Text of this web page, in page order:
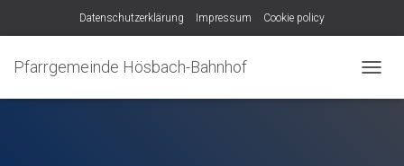
Datenschutzerklärung Impressum Cookie policy
Pfarrgemeinde Hösbach-Bahnhof
A